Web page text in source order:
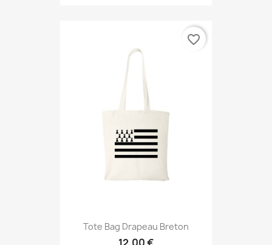
Tote Bag Drapeau Breton
favorite_border